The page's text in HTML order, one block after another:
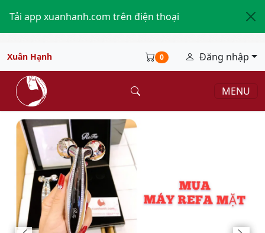
Tải app xuanhanh.com trên điện thoại
Xuân Hạnh 0 Đăng nhập
MENU